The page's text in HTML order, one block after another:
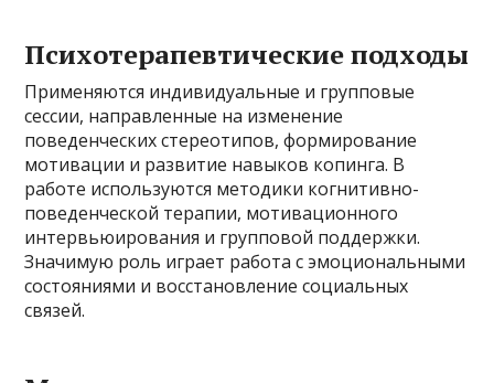
Психотерапевтические подходы
Применяются индивидуальные и групповые
сессии, направленные на изменение
поведенческих стереотипов, формирование
мотивации и развитие навыков копинга. В
работе используются методики когнитивно-
поведенческой терапии, мотивационного
интервьюирования и групповой поддержки.
Значимую роль играет работа с эмоциональными
состояниями и восстановление социальных
связей.